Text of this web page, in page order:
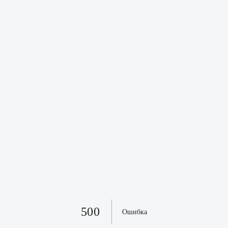
500 Ошибка